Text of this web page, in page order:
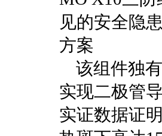
见的安全隐
方案
该组件独
实现二极管
实证数据证